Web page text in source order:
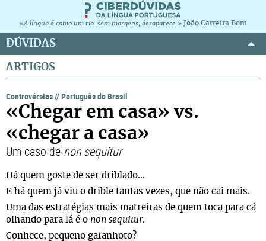
«A língua é como um rio: sem margens, desaparece.» João Carreira Bom
DÚVIDAS
ARTIGOS
Controvérsias//Português do Brasil
«Chegar em casa» vs.
«chegar a casa»
Um caso de non sequitur
Há quem goste de ser driblado...
E há quem já viu o drible tantas vezes, que não cai mais.
Uma das estratégias mais matreiras de quem toca para cá
olhando para lá é o non sequitur.
Conhece, pequeno gafanhoto?